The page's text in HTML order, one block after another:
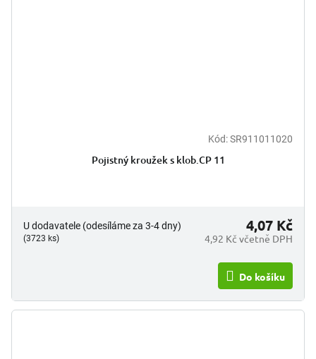
Kód:SR911011020
Pojistný kroužek s klob.CP 11
U dodavatele (odesíláme za 3-4 dny)
(3723 ks) 4,92 Kč včetně DPH
4,07 Kč
Do košíku